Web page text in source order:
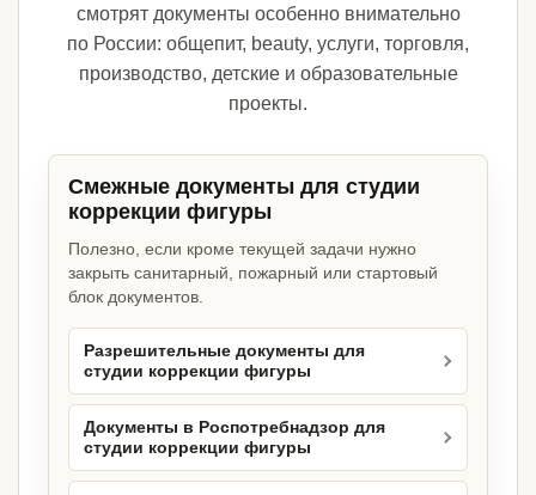
смотрят документы особенно внимательно
по России: общепит, beauty, услуги, торговля,
производство, детские и образовательные
проекты.
Смежные документы для студии
коррекции фигуры
Полезно, если кроме текущей задачи нужно
закрыть санитарный, пожарный или стартовый
блок документов.
Разрешительные документы для
студии коррекции фигуры
Документы в Роспотребнадзор для
студии коррекции фигуры